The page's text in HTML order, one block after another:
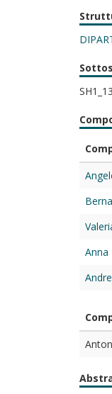
SH1_13
Anna